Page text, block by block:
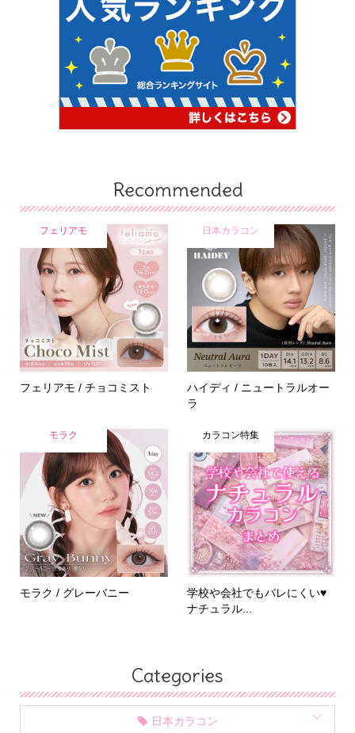
Recommended
フェリアモ
フェリアモ / チョコミスト
日本カラコン
ハイディ / ニュートラルオー
ラ
モラク
モラク / グレーバニー
カラコン特集
学校や会社でもバレにくい♥
ナチュラル...
Categories
日本カラコン